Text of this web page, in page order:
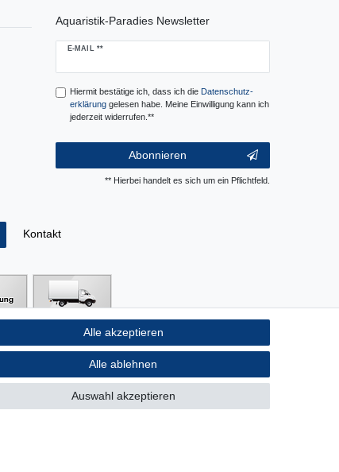
Aquaristik-Paradies Newsletter
E-MAIL **
Newsletter
Hiermit bestätige ich, dass ich die Daten­schutz­
erklärunggelesen habe. Meine Einwilligung kann ich
jederzeit widerrufen.**
Abonnieren
** Hierbei handelt es sich um ein Pflichtfeld.
Kontakt
Alle akzeptieren
Alle ablehnen
Auswahl akzeptieren